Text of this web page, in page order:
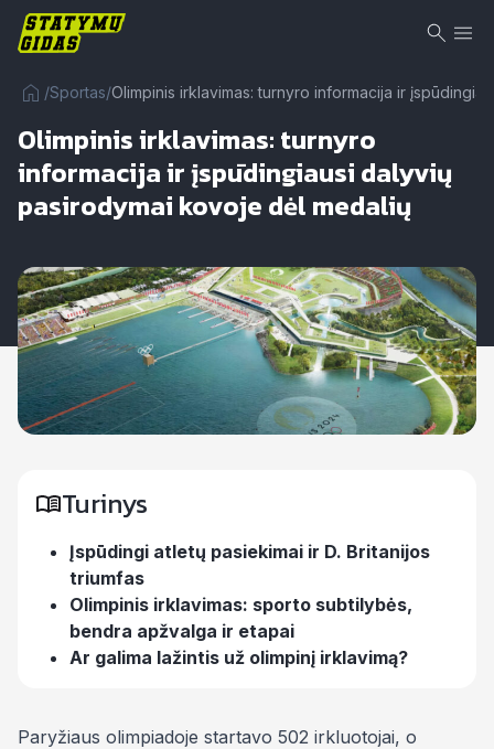
/Sportas/Olimpinis irklavimas: turnyro informacija ir
Olimpinis irklavimas: turnyro
informacija ir įspūdingiausi dalyvių
pasirodymai kovoje dėl medalių
Turinys
Įspūdingi atletų pasiekimai ir D. Britanijos
triumfas
Olimpinis irklavimas: sporto subtilybės,
bendra apžvalga ir etapai
Ar galima lažintis už olimpinį irklavimą?
Paryžiaus olimpiadoje startavo 502 irkluotojai, o